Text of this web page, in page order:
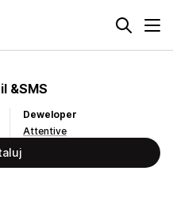
&SMS
Deweloper
Attentive